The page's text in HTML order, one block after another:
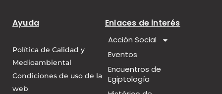
Ayuda
Política de Calidad y
Medioambiental
Condiciones de uso de la
web
Enlaces de interés
Acción Social
Eventos
Encuentros de
Egiptología